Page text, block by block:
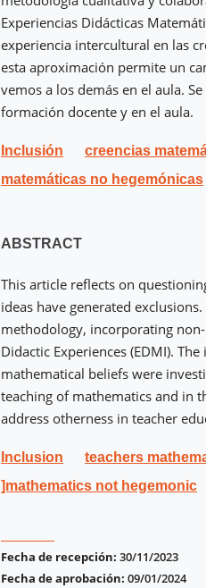
Experiencias Didácticas
experiencia intercultural en las
esta aproximación permite un
vemos a los demás en el aula.
formación docente y en el aula.
Inclusión creencias
matemáticas no hegemónicas
ABSTRACT
This article reflects on
ideas have generated
methodology, incorporating
Didactic Experiences (EDMI).
mathematical beliefs were
teaching of mathematics and in
address otherness in teacher
Inclusion teachers
]mathematics not hegemonic
Fecha de recepción: 30/11/2023
Fecha de aprobación: 09/01/2024